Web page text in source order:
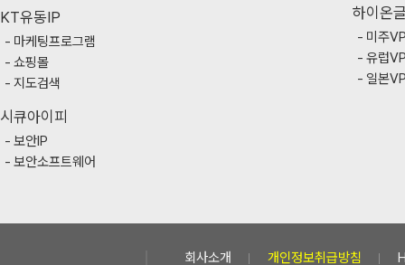
KT유동IP
마케팅프로그램
쇼핑몰
지도검색
시큐아이피
보안IP
보안소프트웨어
하이온
미주
유럽
일본
회사소개 개인정보취급방침